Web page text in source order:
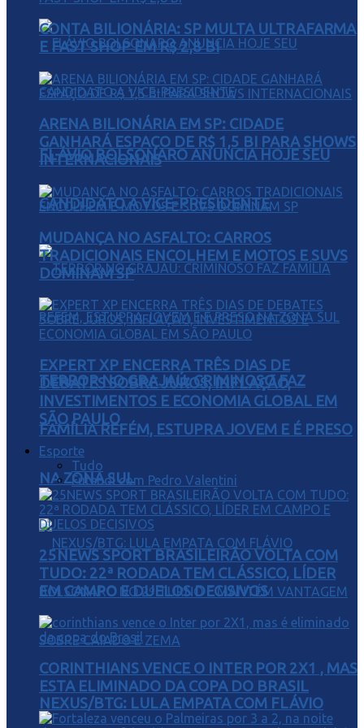
FLÁVIO BOLSONARO ANUNCIA HOJE SEU
CANDIDATO A VICE-PRESIDENTE
TERROR NO GRAJAÚ: CRIMINOSO FAZ
FAMÍLIA REFÉM, ESTUPRA JOVEM E É PRESO
NA ZONA SUL
NEXUS/BTG: LULA EMPATA COM FLÁVIO
CONTA BILIONÁRIA: SP MULTA ULTRAFARMA
E FAST SHOP EM R$ 2,8 BI
ARENA BILIONÁRIA EM SP: CIDADE
GANHARÁ ESPAÇO DE R$ 1,5 BI PARA SHOWS
INTERNACIONAIS
MUDANÇA NO ASFALTO: CARROS
TRADICIONAIS ENCOLHEM E MOTOS E SUVS
DOMINAM SP
EXPERT XP ENCERRA TRÊS DIAS DE
DEBATES SOBRE JUROS, INFLAÇÃO,
INVESTIMENTOS E ECONOMIA GLOBAL EM
SÃO PAULO
Esporte
Tudo
Futebol com Pedro Valentini
25NEWS SPORT BRASILEIRÃO VOLTA COM
TUDO: 22ª RODADA TEM CLÁSSICO, LÍDER
EM CAMPO E DUELOS DECISIVOS
CORINTHIANS VENCE O INTER POR 2X1 , MAS
ESTA ELIMINADO DA COPA DO BRASIL